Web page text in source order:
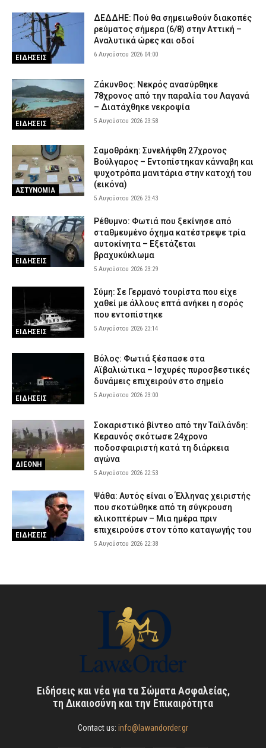
ΕΙΔΗΣΕΙΣ
ΔΕΔΔΗΕ: Πού θα σημειωθούν διακοπές
ρεύματος σήμερα (6/8) στην Αττική –
Αναλυτικά ώρες και οδοί
6 Αυγούστου 2026 04:00
ΕΙΔΗΣΕΙΣ
Ζάκυνθος: Νεκρός ανασύρθηκε
78χρονος από την παραλία του Λαγανά
– Διατάχθηκε νεκροψία
5 Αυγούστου 2026 23:58
ΑΣΤΥΝΟΜΙΑ
Σαμοθράκη: Συνελήφθη 27χρονος
Βούλγαρος – Εντοπίστηκαν κάνναβη και
ψυχοτρόπα μανιτάρια στην κατοχή του
(εικόνα)
5 Αυγούστου 2026 23:43
ΕΙΔΗΣΕΙΣ
Ρέθυμνο: Φωτιά που ξεκίνησε από
σταθμευμένο όχημα κατέστρεψε τρία
αυτοκίνητα – Εξετάζεται
βραχυκύκλωμα
5 Αυγούστου 2026 23:29
ΕΙΔΗΣΕΙΣ
Σύμη: Σε Γερμανό τουρίστα που είχε
χαθεί με άλλους επτά ανήκει η σορός
που εντοπίστηκε
5 Αυγούστου 2026 23:14
ΕΙΔΗΣΕΙΣ
Βόλος: Φωτιά ξέσπασε στα
Αϊβαλιώτικα – Ισχυρές πυροσβεστικές
δυνάμεις επιχειρούν στο σημείο
5 Αυγούστου 2026 23:00
ΔΙΕΘΝΗ
Σοκαριστικό βίντεο από την Ταϊλάνδη:
Κεραυνός σκότωσε 24χρονο
ποδοσφαιριστή κατά τη διάρκεια
αγώνα
5 Αυγούστου 2026 22:53
ΕΙΔΗΣΕΙΣ
Ψάθα: Αυτός είναι ο Έλληνας χειριστής
που σκοτώθηκε από τη σύγκρουση
ελικοπτέρων – Μια ημέρα πριν
επιχειρούσε στον τόπο καταγωγής του
5 Αυγούστου 2026 22:38
Ειδήσεις και νέα για τα Σώματα Ασφαλείας,
τη Δικαιοσύνη και την Επικαιρότητα
Contact us: info@lawandorder.gr